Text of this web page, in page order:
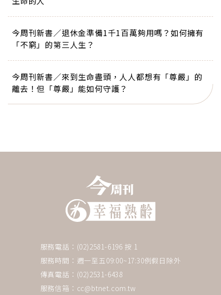
今周刊新書／退休金準備1千1百萬夠用嗎？如何擁有
「不窮」的第三人生？
今周刊新書／來到生命盡頭，人人都想有「尊嚴」的
離去！但「尊嚴」能如何守護？
服務電話：(02)2581-6196 按 1
服務時間：週一至五09:00~17:30例假日除外
傳真電話：(02)2531-6438
服務信箱： cc@btnet.com.tw